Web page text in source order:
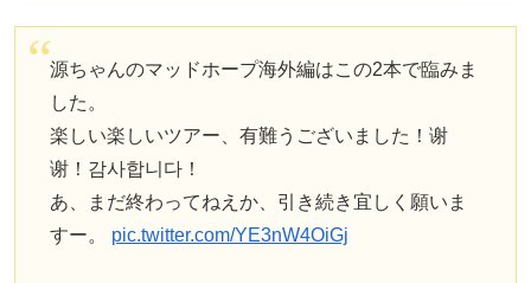
源ちゃんのマッドホープ海外編はこの2本で臨みま
した。
楽しい楽しいツアー、有難うございました！谢
谢！감사합니다！
あ、まだ終わってねえか、引き続き宜しく願いま
すー。 pic.twitter.com/YE3nW4OiGj